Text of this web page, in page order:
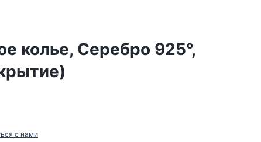
колье, Серебро 925°,
с нами